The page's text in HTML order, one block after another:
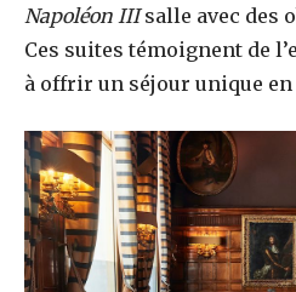
Napoléon IIIsalle avec des
Ces suites témoignent de
à offrir un séjour unique en